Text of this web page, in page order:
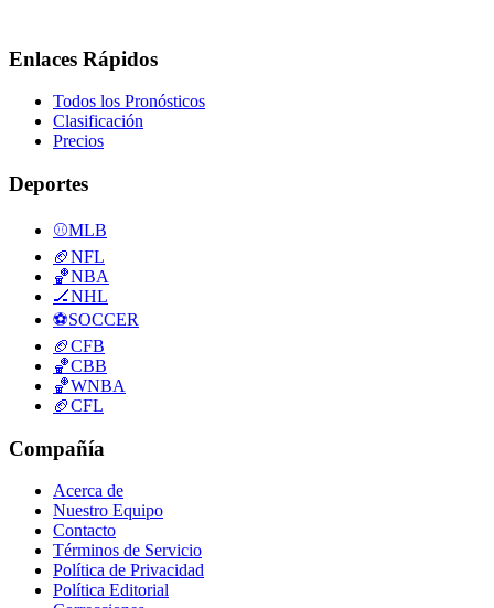
Enlaces Rápidos
Todos los Pronósticos
Clasificación
Precios
Deportes
⚾MLB
🏈NFL
🏀NBA
🏒NHL
⚽SOCCER
🏈CFB
🏀CBB
🏀WNBA
🏈CFL
Compañía
Acerca de
Nuestro Equipo
Contacto
Términos de Servicio
Política de Privacidad
Política Editorial